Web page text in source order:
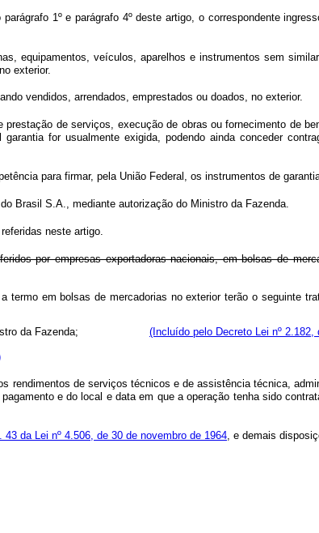
parágrafo 1º e parágrafo 4º deste artigo, o correspondente
equipamentos, veículos, aparelhos e instrumentos sem
exterior.
vendidos, arrendados, emprestados ou doados, no exterior.
de serviços, execução de obras ou fornecimento de
for usualmente exigida, podendo ainda conceder
para firmar, pela União Federal, os instrumentos de
Brasil S.A., mediante autorização do Ministro da Fazenda.
neste artigo.
por empresas exportadoras nacionais, em bolsas de
a termo em bolsas de mercadorias no exterior
da Fazenda;
(Incluído pelo Decreto Lei nº 2.182,
rendimentos de serviços técnicos e de assistência técnica,
e do local e data em que a operação tenha sido
43 da Lei nº 4.506, de 30 de novembro de 1964, e demais